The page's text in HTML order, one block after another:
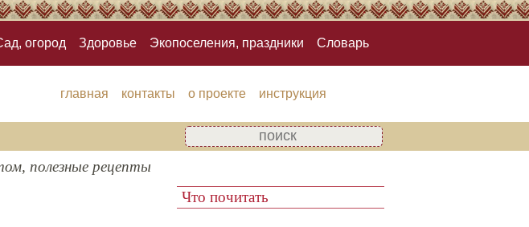
огород Здоровье Экопоселения, праздники Словарь
главная контакты о проекте инструкция
полезные рецепты
Что почитать